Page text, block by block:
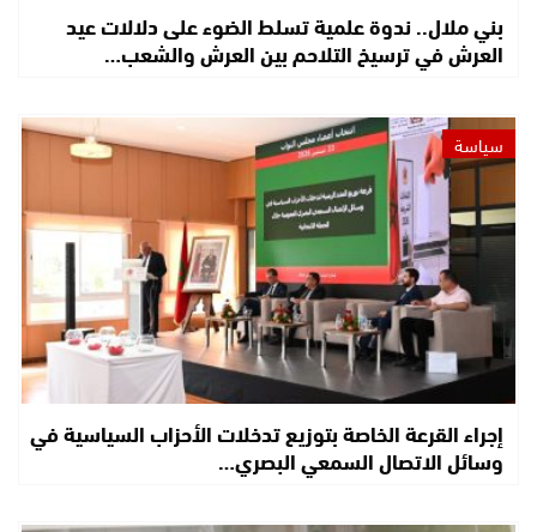
بني ملال.. ندوة علمية تسلط الضوء على دلالات عيد
العرش في ترسيخ التلاحم بين العرش والشعب…
سياسة
إجراء القرعة الخاصة بتوزيع تدخلات الأحزاب السياسية في
وسائل الاتصال السمعي البصري…